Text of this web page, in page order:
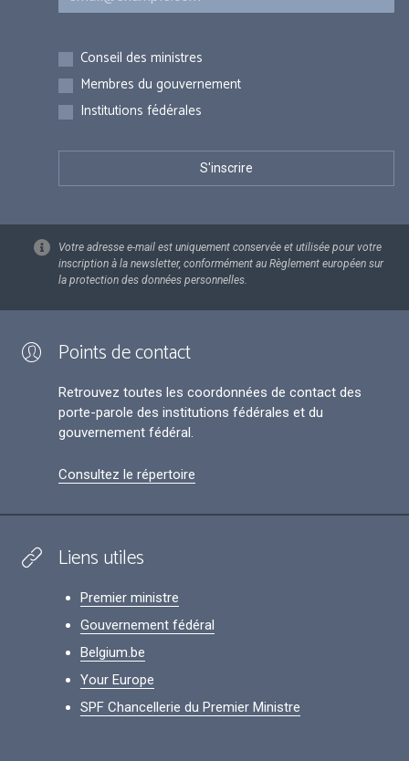
Inscriptions
Conseil des ministres
Membres du gouvernement
Institutions fédérales
Votre adresse e-mail est uniquement conservée et utilisée pour votre
inscription à la newsletter, conformément au Règlement européen sur
la protection des données personnelles.
Points de contact
Retrouvez toutes les coordonnées de contact des
porte-parole des institutions fédérales et du
gouvernement fédéral.
Consultez le répertoire
Liens utiles
Premier ministre
Gouvernement fédéral
Belgium.be
Your Europe
SPF Chancellerie du Premier Ministre